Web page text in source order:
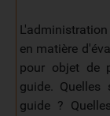
en matière
pour objet de
guide. Quelles
guide ?